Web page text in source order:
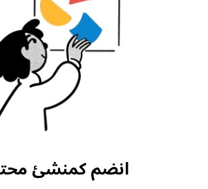
انضم كمنشئ محتوى